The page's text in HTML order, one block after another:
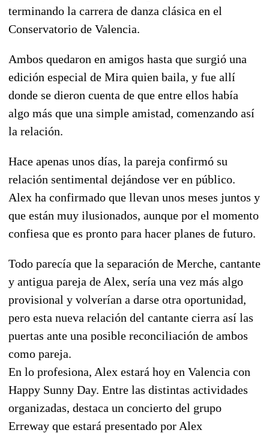
terminando la carrera de danza clásica en el
Conservatorio de Valencia.
Ambos quedaron en amigos hasta que surgió una
edición especial de Mira quien baila, y fue allí
donde se dieron cuenta de que entre ellos había
algo más que una simple amistad, comenzando así
la relación.
Hace apenas unos días, la pareja confirmó su
relación sentimental dejándose ver en público.
Alex ha confirmado que llevan unos meses juntos y
que están muy ilusionados, aunque por el momento
confiesa que es pronto para hacer planes de futuro.
Todo parecía que la separación de Merche, cantante
y antigua pareja de Alex, sería una vez más algo
provisional y volverían a darse otra oportunidad,
pero esta nueva relación del cantante cierra así las
puertas ante una posible reconciliación de ambos
como pareja.
En lo profesiona, Alex estará hoy en Valencia con
Happy Sunny Day. Entre las distintas actividades
organizadas, destaca un concierto del grupo
Erreway que estará presentado por Alex